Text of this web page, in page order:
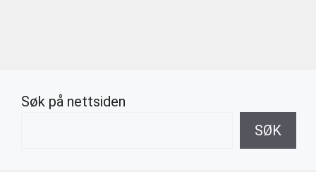
Søk på nettsiden
SØK